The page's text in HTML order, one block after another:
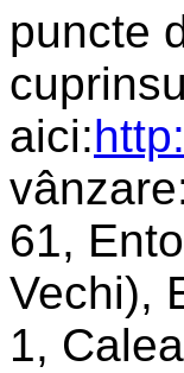
puncte
aici:
61,
Vechi),
1,